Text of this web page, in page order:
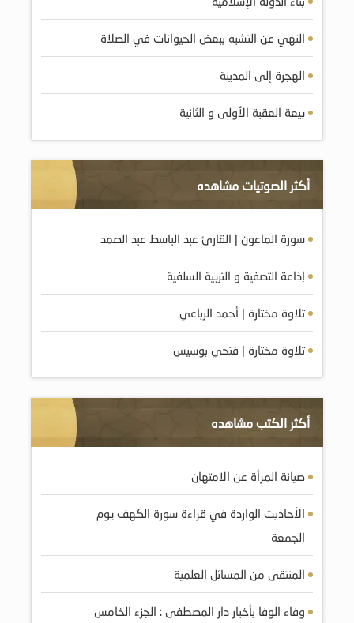
النهي عن التشبه ببعض الحيوانات في الصلاة
الهجرة إلى المدينة
بيعة العقبة الأولى و الثانية
أكثر الصوتيات مشاهده
سورة الماعون | القارئ عبد الباسط عبد الصمد
إذاعة التصفية و التربية السلفية
تلاوة مختارة | أحمد الرباعي
تلاوة مختارة | فتحي بوسيس
أكثر الكتب مشاهده
صيانة المرأة عن الامتهان
الأحاديث الواردة في قراءة سورة الكهف يوم
الجمعة
المنتقى من المسائل العلمية
وفاء الوفا بأخبار دار المصطفى : الجزء الخامس